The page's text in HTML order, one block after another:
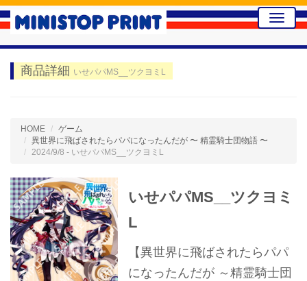
Toggle
商品詳細 いせパパMS__ツクヨミL
HOME
ゲーム
異世界に飛ばされたらパパになったんだが 〜 精霊騎士団物語 〜
2024/9/8 - いせパパMS__ツクヨミL
いせパパMS__ツクヨミ
L
【異世界に飛ばされたらパパ
になったんだが ～精霊騎士団